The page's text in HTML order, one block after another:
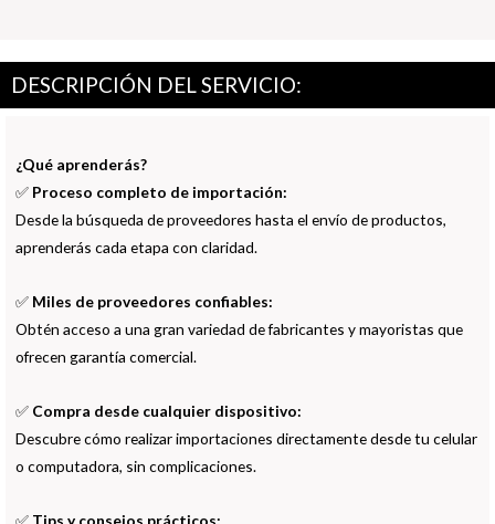
DESCRIPCIÓN DEL SERVICIO:
¿Qué aprenderás?
✅ Proceso completo de importación:
Desde la búsqueda de proveedores hasta el envío de productos,
aprenderás cada etapa con claridad.
✅ Miles de proveedores confiables:
Obtén acceso a una gran variedad de fabricantes y mayoristas que
ofrecen garantía comercial.
✅ Compra desde cualquier dispositivo:
Descubre cómo realizar importaciones directamente desde tu celular
o computadora, sin complicaciones.
✅ Tips y consejos prácticos: